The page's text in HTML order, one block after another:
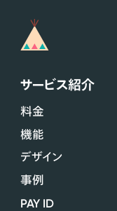
サービス紹介
料金
機能
デザイン
事例
PAY ID